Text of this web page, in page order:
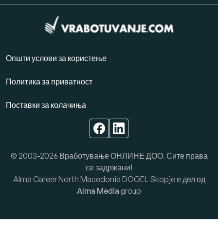
Општи услови за користење
Политика за приватност
Поставки за колачиња
© 2003-2026 Вработување ОНЛИНЕ ДОО. Сите права
се задржани!
Alma Career North Macedonia DOOEL Skopje е дел од
Alma Media group